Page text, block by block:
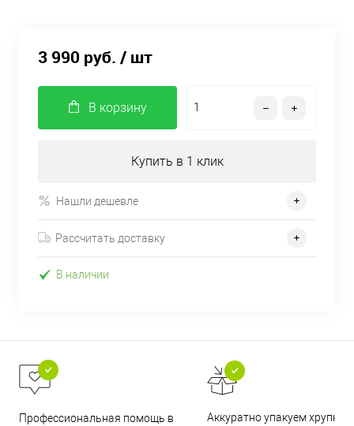
3 990 руб. / шт
В корзину
Купить в 1 клик
Нашли дешевле
Рассчитать доставку
В наличии
Профессиональная помощь в
Аккуратно упакуем хрупкие